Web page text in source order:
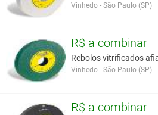
Vinhedo - São Paulo (SP)
R$ a combinar
Rebolos vitrificados
Vinhedo - São Paulo (SP)
R$ a combinar